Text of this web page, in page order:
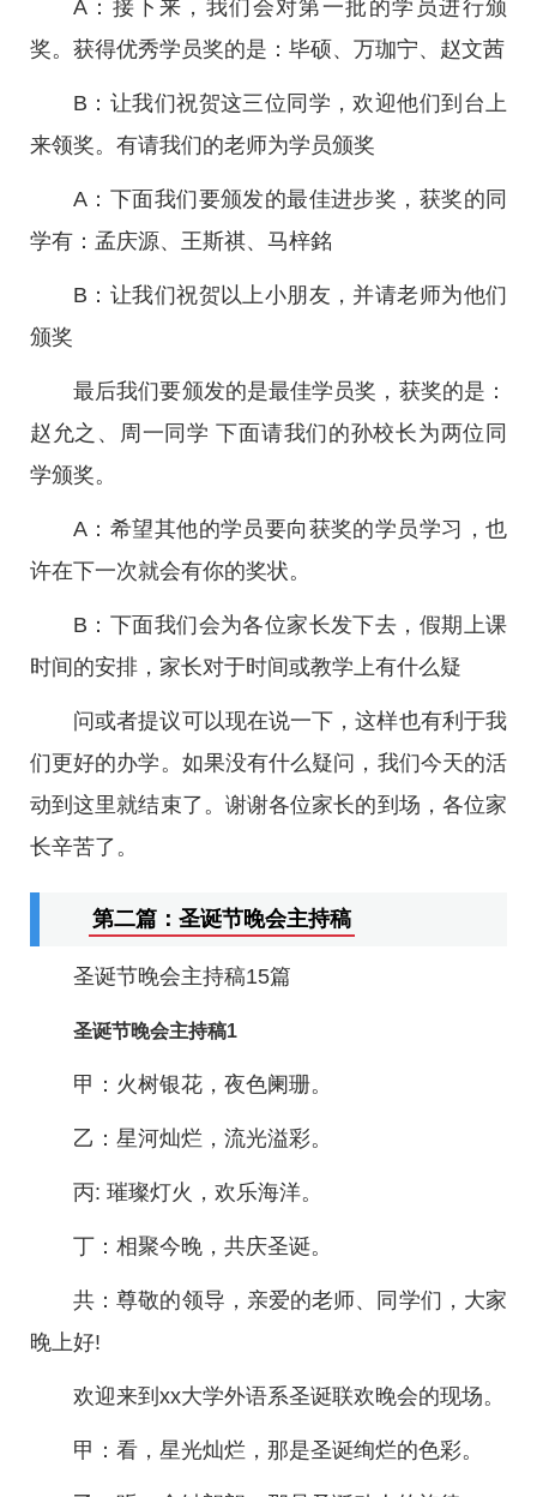
A：接下来，我们会对第一批的学员进行颁
奖。获得优秀学员奖的是：毕硕、万珈宁、赵文茜
B：让我们祝贺这三位同学，欢迎他们到台上
来领奖。有请我们的老师为学员颁奖
A：下面我们要颁发的最佳进步奖，获奖的同
学有：孟庆源、王斯祺、马梓銘
B：让我们祝贺以上小朋友，并请老师为他们
颁奖
最后我们要颁发的是最佳学员奖，获奖的是：
赵允之、周一同学 下面请我们的孙校长为两位同
学颁奖。
A：希望其他的学员要向获奖的学员学习，也
许在下一次就会有你的奖状。
B：下面我们会为各位家长发下去，假期上课
时间的安排，家长对于时间或教学上有什么疑
问或者提议可以现在说一下，这样也有利于我
们更好的办学。如果没有什么疑问，我们今天的活
动到这里就结束了。谢谢各位家长的到场，各位家
长辛苦了。
第二篇：圣诞节晚会主持稿
圣诞节晚会主持稿15篇
圣诞节晚会主持稿1
甲：火树银花，夜色阑珊。
乙：星河灿烂，流光溢彩。
丙: 璀璨灯火，欢乐海洋。
丁：相聚今晚，共庆圣诞。
共：尊敬的领导，亲爱的老师、同学们，大家
晚上好!
欢迎来到xx大学外语系圣诞联欢晚会的现场。
甲：看，星光灿烂，那是圣诞绚烂的色彩。